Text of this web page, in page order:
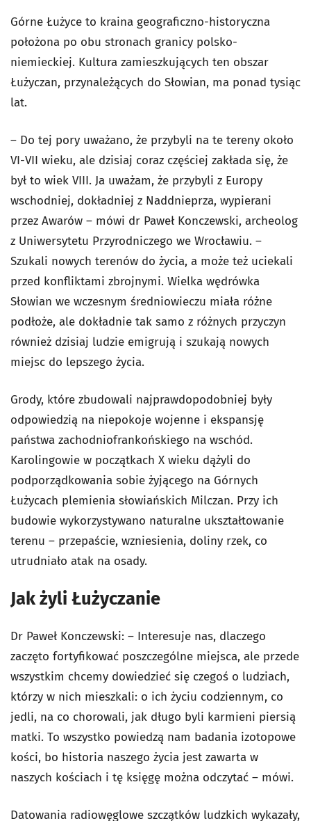
Górne Łużyce to kraina geograficzno-historyczna
położona po obu stronach granicy polsko-
niemieckiej. Kultura zamieszkujących ten obszar
Łużyczan, przynależących do Słowian, ma ponad tysiąc
lat.
– Do tej pory uważano, że przybyli na te tereny około
VI-VII wieku, ale dzisiaj coraz częściej zakłada się, że
był to wiek VIII. Ja uważam, że przybyli z Europy
wschodniej, dokładniej z Naddnieprza, wypierani
przez Awarów – mówi dr Paweł Konczewski, archeolog
z Uniwersytetu Przyrodniczego we Wrocławiu. –
Szukali nowych terenów do życia, a może też uciekali
przed konfliktami zbrojnymi. Wielka wędrówka
Słowian we wczesnym średniowieczu miała różne
podłoże, ale dokładnie tak samo z różnych przyczyn
również dzisiaj ludzie emigrują i szukają nowych
miejsc do lepszego życia.
Grody, które zbudowali najprawdopodobniej były
odpowiedzią na niepokoje wojenne i ekspansję
państwa zachodniofrankońskiego na wschód.
Karolingowie w początkach X wieku dążyli do
podporządkowania sobie żyjącego na Górnych
Łużycach plemienia słowiańskich Milczan. Przy ich
budowie wykorzystywano naturalne ukształtowanie
terenu – przepaście, wzniesienia, doliny rzek, co
utrudniało atak na osady.
Jak żyli Łużyczanie
Dr Paweł Konczewski: – Interesuje nas, dlaczego
zaczęto fortyfikować poszczególne miejsca, ale przede
wszystkim chcemy dowiedzieć się czegoś o ludziach,
którzy w nich mieszkali: o ich życiu codziennym, co
jedli, na co chorowali, jak długo byli karmieni piersią
matki. To wszystko powiedzą nam badania izotopowe
kości, bo historia naszego życia jest zawarta w
naszych kościach i tę księgę można odczytać – mówi.
Datowania radiowęglowe szczątków ludzkich wykazały,